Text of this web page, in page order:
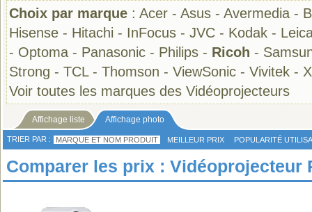
Choix par marque : Acer - Asus - Avermedia -
Hisense - Hitachi - InFocus - JVC - Kodak -
- Optoma - Panasonic - Philips - Ricoh -
Strong - TCL- Thomson - ViewSonic - Vivitek -
Voir toutes les marques des Vidéoprojecteurs
Affichage liste Affichage photo
TRIER PAR : MARQUE ET NOM PRODUIT MEILLEUR PRIX POPULARITÉ
Comparer les prix : Vidéoprojecteur